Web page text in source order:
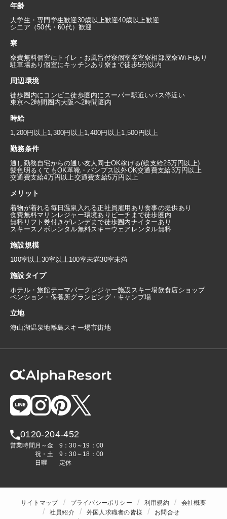
年齢
大学生・専門学生歓迎30歳以上歓迎40歳以上歓迎
シニア（50代・60代）歓迎
寮
寮費無料個室にトイレ・お風呂付寮個室客室寮相部屋寮Wi-Fiあり
駐車場あり個室にキッチンあり 寮まで徒歩5分以内
周辺環境
徒歩圏内にコンビニ徒歩圏内にスーパー駅近いバス停近い
東京へ2時間圏内大阪へ2時間圏内
時給
1,200円以上1,300円以上1,400円以上1,500円以上
勤務条件
通し勤務自宅からの通い友人同士OK稼げる(総支給25万円以上)
髪色明るくてもOK革靴・パンプス以外OK交通費支給3万円以上
交通費支給4万円以上交通費支給5万円以上
メリット
着物が着れる毎日温泉入れる正社員雇用あり食事の提供あり
食費無料マリンレジャー環境あり ビーチまで徒歩圏内
無料リフト券付きゲレンデまで徒歩圏内ナイターあり
スキースノボレンタル無料スキーウェアレンタル無料
施設規模
100室以上30室以上100室未満30室未満
施設タイプ
ホテル・旅館テーマパーク レジャー施設 スキー場飲食店ショップ
ペンション・保養所グランピング・キャンプ場
立地
海山湖温泉地離島 スキー場市街地
0120-204-452
営業時間 月～金
9：30～19：00
祝・土
9：30～18：00
日曜
定休
サイトマップ プライバシーポリシー 利用規約
会社概要
社員紹介
外国人求職者の皆様
お問合せ